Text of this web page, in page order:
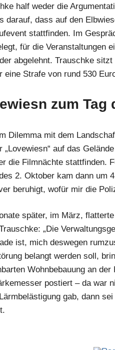
half weder die
darauf, dass auf den
stattfinden. Im
für die Veranstaltungen
abgelehnt. Trauschke
eine Strafe von rund 530
zum Tag
Dilemma mit dem
„Lovewiesn“ auf das
die Filmnächte stattfinden.
2. Oktober kam dann um
beruhigt, wofür mir die
später, im März,
„Die
ist, mich deswegen
belangt werden soll,
Wohnbebauung an
postiert – da war
gab, dann